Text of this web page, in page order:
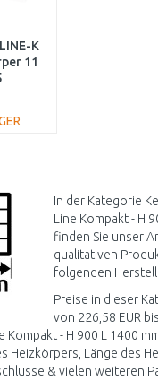
K
11
In der Kategorie
Line Kompakt - H
finden Sie unser
qualitativen
folgenden
Preise in dieser
von 226,58 EUR
Kompakt - H 900 L 1400
Heizkörpers, Länge des
& vielen weiteren